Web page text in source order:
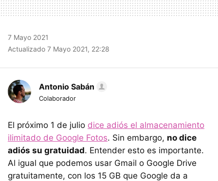
7 Mayo 2021
Actualizado 7 Mayo 2021, 22:28
Antonio Sabán
Colaborador
El próximo 1 de julio dice adiós el almacenamiento
ilimitado de Google Fotos. Sin embargo, no dice
adiós su gratuidad. Entender esto es importante.
Al igual que podemos usar Gmail o Google Drive
gratuitamente, con los 15 GB que Google da a